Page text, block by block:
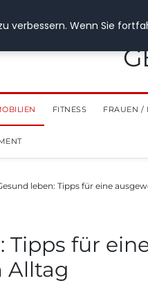
FITNESS FRAUEN /
leben: Tipps für eine
Tipps für
Alltag
verbessern. Wenn Sie